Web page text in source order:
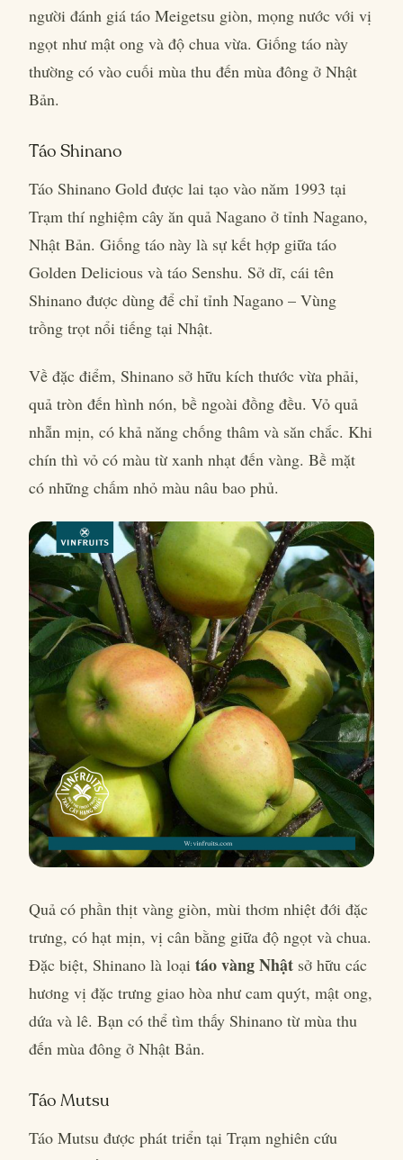
người đánh giá táo Meigetsu giòn, mọng nước với vị
ngọt như mật ong và độ chua vừa. Giống táo này
thường có vào cuối mùa thu đến mùa đông ở Nhật
Bản.
Táo Shinano
Táo Shinano Gold được lai tạo vào năm 1993 tại
Trạm thí nghiệm cây ăn quả Nagano ở tỉnh Nagano,
Nhật Bản. Giống táo này là sự kết hợp giữa táo
Golden Delicious và táo Senshu. Sở dĩ, cái tên
Shinano được dùng để chỉ tỉnh Nagano – Vùng
trồng trọt nổi tiếng tại Nhật.
Về đặc điểm, Shinano sở hữu kích thước vừa phải,
quả tròn đến hình nón, bề ngoài đồng đều. Vỏ quả
nhẵn mịn, có khả năng chống thâm và săn chắc. Khi
chín thì vỏ có màu từ xanh nhạt đến vàng. Bề mặt
có những chấm nhỏ màu nâu bao phủ.
Quả có phần thịt vàng giòn, mùi thơm nhiệt đới đặc
trưng, có hạt mịn, vị cân bằng giữa độ ngọt và chua.
Đặc biệt, Shinano là loại táo vàng Nhật sở hữu các
hương vị đặc trưng giao hòa như cam quýt, mật ong,
dứa và lê. Bạn có thể tìm thấy Shinano từ mùa thu
đến mùa đông ở Nhật Bản.
Táo Mutsu
Táo Mutsu được phát triển tại Trạm nghiên cứu